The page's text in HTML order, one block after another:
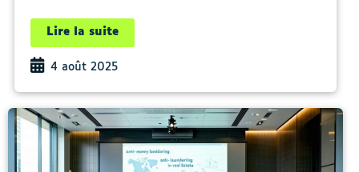
Lire la suite
4 août 2025